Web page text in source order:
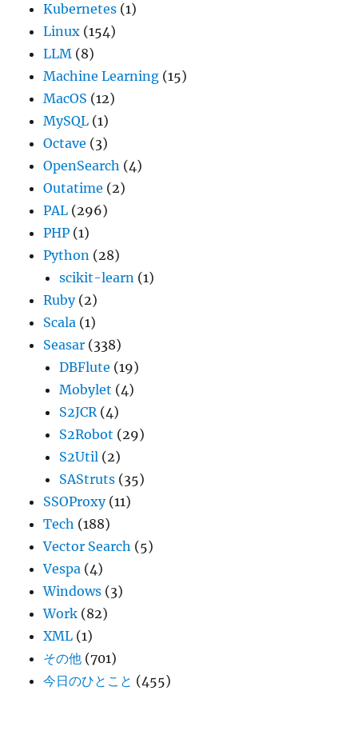
Kubernetes (1)
Linux (154)
LLM (8)
Machine Learning (15)
MacOS (12)
MySQL (1)
Octave (3)
OpenSearch (4)
Outatime (2)
PAL (296)
PHP (1)
Python (28)
scikit-learn (1)
Ruby(2)
Scala (1)
Seasar (338)
DBFlute (19)
Mobylet (4)
S2JCR(4)
S2Robot (29)
S2Util (2)
SAStruts (35)
SSOProxy(11)
Tech (188)
Vector Search (5)
Vespa (4)
Windows (3)
Work (82)
XML (1)
その他 (701)
今日のひとこと (455)